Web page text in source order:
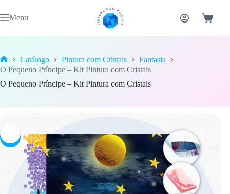
para
o
Menu Carrinho
Home
Catálogo Pintura com Cristais
Fantasia
O Pequeno Príncipe – Kit Pintura com Cristais
O Pequeno Príncipe – Kit Pintura com Cristais